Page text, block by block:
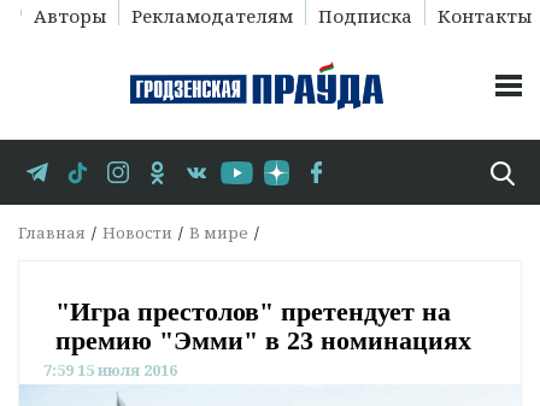
Авторы Рекламодателям Подписка Контакты
Главная Новости В мире
"Игра престолов" претендует на
премию "Эмми" в 23 номинациях
7:59 15 июля 2016